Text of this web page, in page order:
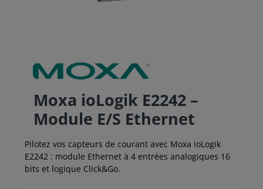
Moxa ioLogik E2242 –
Module E/S Ethernet
Pilotez vos capteurs de courant avec Moxa ioLogik
E2242 : module Ethernet à 4 entrées analogiques 16
bits et logique Click&Go.